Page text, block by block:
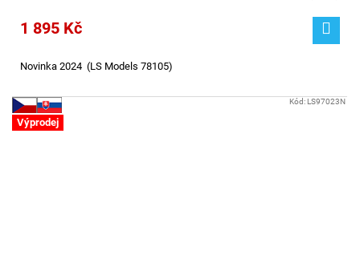
1 895 Kč
Novinka 2024 (LS Models 78105)
Výprodej
Kód: LS97023N